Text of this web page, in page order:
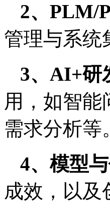
2、PLM/
管理与系统
3、AI+研
用，如智
需求分析等
4、模型
成效，以及